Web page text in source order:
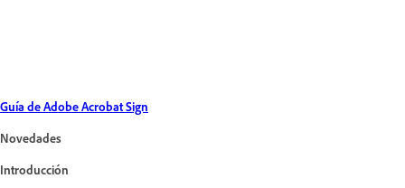
Guía de Adobe Acrobat Sign
Novedades
Introducción